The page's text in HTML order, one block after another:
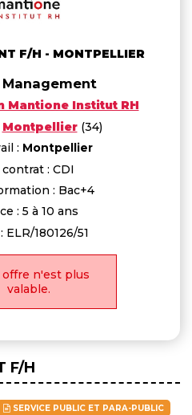
F/H - MONTPELLIER
Mantione Institut RH
Montpellier(34)
: Montpellier
: CDI
: Bac+4
: 5 à 10 ans
180126/51
offre n'est plus
valable.
F/H
SERVICE PUBLIC ET PARA-PUBLIC